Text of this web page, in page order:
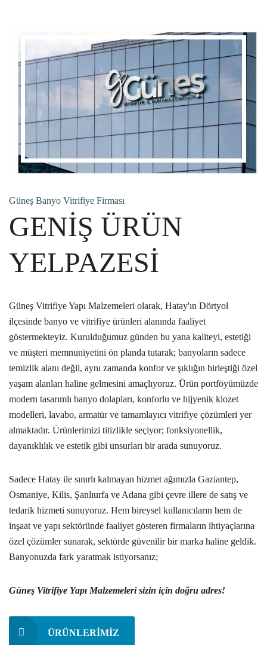
Güneş Banyo Vitrifiye Firması
GENİŞ ÜRÜN
YELPAZESİ
Güneş Vitrifiye Yapı Malzemeleri olarak, Hatay'ın Dörtyol
ilçesinde banyo ve vitrifiye ürünleri alanında faaliyet
göstermekteyiz. Kurulduğumuz günden bu yana kaliteyi, estetiği
ve müşteri memnuniyetini ön planda tutarak; banyoların sadece
temizlik alanı değil, aynı zamanda konfor ve şıklığın birleştiği özel
yaşam alanları haline gelmesini amaçlıyoruz. Ürün portföyümüzde
modern tasarımlı banyo dolapları, konforlu ve hijyenik klozet
modelleri, lavabo, armatür ve tamamlayıcı vitrifiye çözümleri yer
almaktadır. Ürünlerimizi titizlikle seçiyor; fonksiyonellik,
dayanıklılık ve estetik gibi unsurları bir arada sunuyoruz.
Sadece Hatay ile sınırlı kalmayan hizmet ağımızla Gaziantep,
Osmaniye, Kilis, Şanlıurfa ve Adana gibi çevre illere de satış ve
tedarik hizmeti sunuyoruz. Hem bireysel kullanıcıların hem de
inşaat ve yapı sektöründe faaliyet gösteren firmaların ihtiyaçlarına
özel çözümler sunarak, sektörde güvenilir bir marka haline geldik.
Banyonuzda fark yaratmak istiyorsanız;
Güneş Vitrifiye Yapı Malzemeleri sizin için doğru adres!
ÜRÜNLERIMIZ